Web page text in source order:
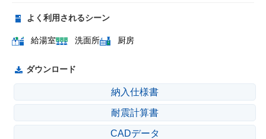
よく利用されるシーン
給湯室 洗面所 厨房
ダウンロード
納入仕様書
耐震計算書
CADデータ